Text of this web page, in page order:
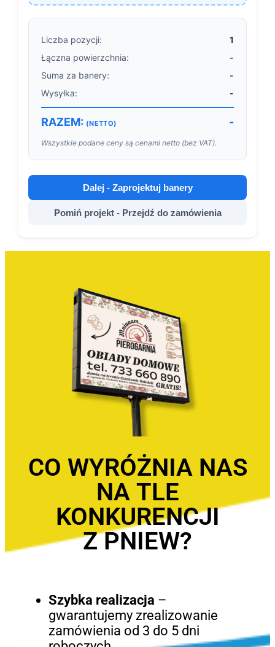
Liczba pozycji:
1
Łączna powierzchnia:
-
Suma za banery:
-
Wysyłka:
-
RAZEM: (NETTO) -
Wszystkie podane ceny są cenami netto (bez VAT).
Dalej - Zaprojektuj banery
Pomiń projekt - Przejdź do zamówienia
CO WYRÓŻNIA NAS
NA TLE
KONKURENCJI
Z PNIEW?
Szybka realizacja –
gwarantujemy zrealizowanie
zamówienia od 3 do 5 dni